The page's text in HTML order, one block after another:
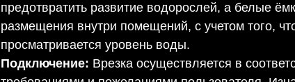
предотвратить развитие водорослей, а белые
размещения внутри помещений, с учетом того,
просматривается уровень воды.
Подключение: Врезка осуществляется в